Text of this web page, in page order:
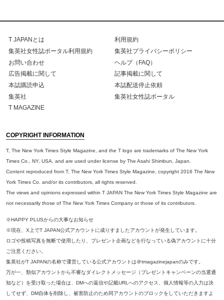
T JAPANとは
利用規約
集英社女性誌ポータル利用規約
集英社プライバシーポリシー
お問い合わせ
ヘルプ（FAQ）
広告掲載に関して
記事掲載に関して
本誌購読申込
本誌配送停止依頼
集英社
集英社女性誌ポータル
T MAGAZINE
COPYRIGHT INFORMATION
T, The New York Times Style Magazine, and the T logo are trademarks of The New York
Times Co., NY, USA, and are used under license by The Asahi Shimbun, Japan.
Content reproduced from T, The New York Times Style Magazine, copyright 2016 The New
York Times Co. and/or its contributors, all rights reserved.
The views and opinions expressed within T JAPAN The New York Times Style Magazine are
not necessarily those of The New York Times Company or those of its contributors.
※HAPPY PLUSからの大事なお知らせ
※現在、X上でT JAPAN公式アカウントに成りすましたアカウントが発生しています。
ロゴや投稿写真を無断で使用したり、プレゼント企画などを行なっている偽アカウントに十分
ご注意ください。
集英社がT JAPANの名称で運営している公式アカウントは＠tmagazinejapanのみです。
万が一、類似アカウントから不審なダイレクトメッセージ（プレゼントキャンペーンの当選通
知など）を受け取った場合は、DMへの返信や記載URLへのアクセス、個人情報等の入力は決
してせず、DM自体を削除し、被害防止のため同アカウントのブロックをしていただきますよ